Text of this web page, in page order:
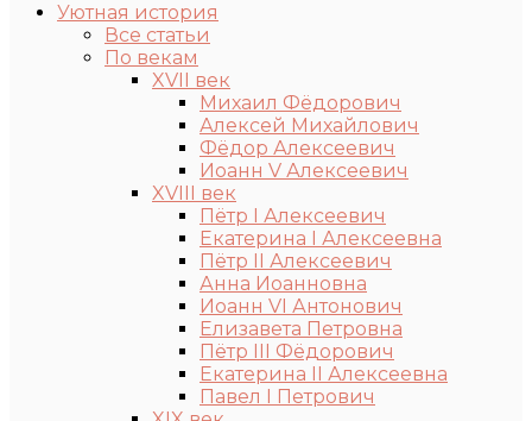
Уютная история
Все статьи
По векам
XVII век
Михаил Фёдорович
Алексей Михайлович
Фёдор Алексеевич
Иоанн V Алексеевич
XVIII век
Пётр I Алексеевич
Екатерина I Алексеевна
Пётр II Алексеевич
Анна Иоанновна
Иоанн VI Антонович
Елизавета Петровна
Пётр III Фёдорович
Екатерина II Алексеевна
Павел I Петрович